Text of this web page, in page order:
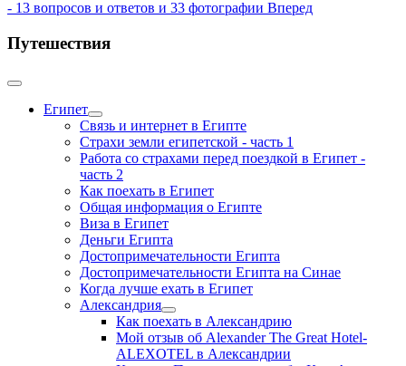
- 13 вопросов и ответов и 33 фотографии Вперед
Путешествия
Египет
Связь и интернет в Египте
Страхи земли египетской - часть 1
Работа со страхами перед поездкой в Египет -
часть 2
Как поехать в Египет
Общая информация о Египте
Виза в Египет
Деньги Египта
Достопримечательности Египта
Достопримечательности Египта на Синае
Когда лучше ехать в Египет
Александрия
Как поехать в Александрию
Мой отзыв об Alexander The Great Hotel-
ALEXOTEL в Александрии